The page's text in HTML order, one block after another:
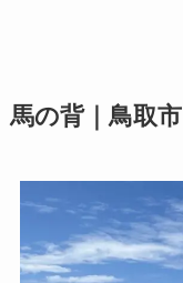
馬の背｜鳥取市